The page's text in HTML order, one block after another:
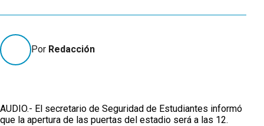
Por Redacción
AUDIO.- El secretario de Seguridad de Estudiantes informó
que la apertura de las puertas del estadio será a las 12.